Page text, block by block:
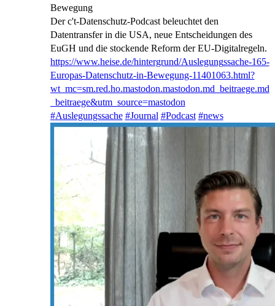
Bewegung
Der c't-Datenschutz-Podcast beleuchtet den
Datentransfer in die USA, neue Entscheidungen des
EuGH und die stockende Reform der EU-Digitalregeln.
https://www.heise.de/hintergrund/Auslegungssache-165-
Europas-Datenschutz-in-Bewegung-11401063.html?
wt_mc=sm.red.ho.mastodon.mastodon.md_beitraege.md
_beitraege&utm_source=mastodon
#Auslegungssache #Journal #Podcast #news